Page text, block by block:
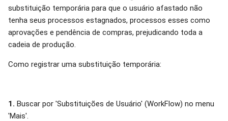
substituição temporária para que o usuário afastado não
tenha seus processos estagnados, processos esses como
aprovações e pendência de compras, prejudicando toda a
cadeia de produção.
Como registrar uma substituição temporária:
1. Buscar por 'Substituições de Usuário' (WorkFlow) no menu
'Mais'.